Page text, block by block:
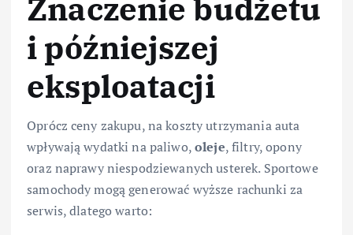
Znaczenie budżetu
i późniejszej
eksploatacji
Oprócz ceny zakupu, na koszty utrzymania auta
wpływają wydatki na paliwo,oleje, filtry, opony
oraz naprawy niespodziewanych usterek. Sportowe
samochody mogą generować wyższe rachunki za
serwis, dlatego warto: